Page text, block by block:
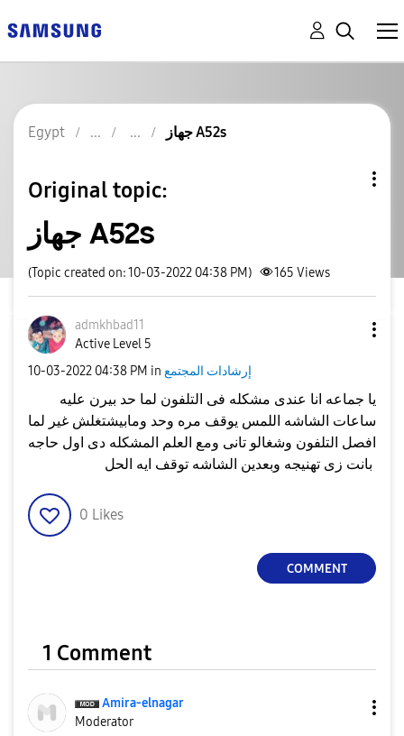
Egypt جهاز A52s
Original topic:
جهاز A52s
(Topic created on: 10-03-2022 04:38 PM) 165 Views
admkhbad11
Active Level 5
‎10-03-2022 04:38 PM in إرشادات المجتمع
يا جماعه انا عندى مشكله فى التلفون لما حد بيرن عليه
ساعات الشاشه اللمس يوقف مره وحد ومابيشتغلش غير لما
افصل التلفون وشغالو تانى ومع العلم المشكله دى اول حاجه
0 Likes
COMMENT
1 Comment
Amira-elnagar
Moderator